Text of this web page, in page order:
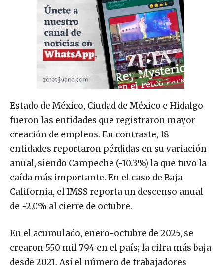
Estado de México, Ciudad de México e Hidalgo
fueron las entidades que registraron mayor
creación de empleos. En contraste, 18
entidades reportaron pérdidas en su variación
anual, siendo Campeche (-10.3%) la que tuvo la
caída más importante. En el caso de Baja
California, el IMSS reporta un descenso anual
de -2.0% al cierre de octubre.
En el acumulado, enero-octubre de 2025, se
crearon 550 mil 794 en el país; la cifra más baja
desde 2021. Así el número de trabajadores